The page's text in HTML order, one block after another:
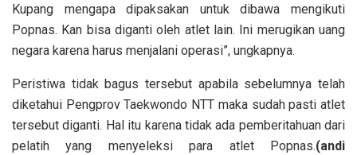
Kupang mengapa dipaksakan untuk dibawa mengikuti
Popnas. Kan bisa diganti oleh atlet lain. Ini merugikan uang
negara karena harus menjalani operasi”, ungkapnya.
Peristiwa tidak bagus tersebut apabila sebelumnya telah
diketahui Pengprov Taekwondo NTT maka sudah pasti atlet
tersebut diganti. Hal itu karena tidak ada pemberitahuan dari
pelatih yang menyeleksi para atlet Popnas.(andi